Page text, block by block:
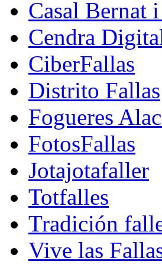
Casal Bernat
Cendra
CiberFallas
Distrito Fallas
Fogueres
FotosFallas
Jotajotafaller
Totfalles
Tradición
Vive las